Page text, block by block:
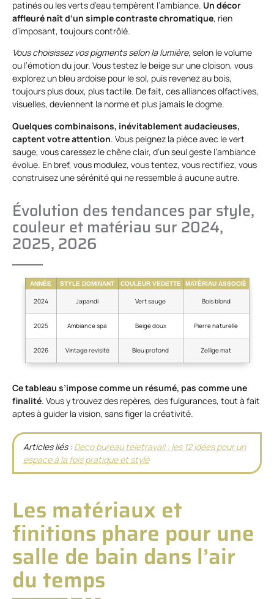
patinés ou les verts d’eau tempèrent l’ambiance. Un décor
affleuré naît d’un simple contraste chromatique, rien
d’imposant, toujours contrôlé.
Vous choisissez vos pigments selon la lumière, selon le volume
ou l’émotion du jour. Vous testez le beige sur une cloison, vous
explorez un bleu ardoise pour le sol, puis revenez au bois,
toujours plus doux, plus tactile. De fait, ces alliances olfactives,
visuelles, deviennent la norme et plus jamais le dogme.
Quelques combinaisons, inévitablement audacieuses,
captent votre attention. Vous peignez la pièce avec le vert
sauge, vous caressez le chêne clair, d’un seul geste l’ambiance
évolue. En bref, vous modulez, vous tentez, vous rectifiez, vous
construisez une sérénité qui ne ressemble à aucune autre.
Évolution des tendances par style,
couleur et matériau sur 2024,
2025, 2026
ANNÉE STYLE DOMINANT COULEUR VEDETTE MATÉRIAU ASSOCIÉ
2024 Japandi Vert sauge Bois blond
2025 Ambiance spa Beige doux Pierre naturelle
2026 Vintage revisité Bleu profond Zellige mat
Ce tableau s’impose comme un résumé, pas comme une
finalité. Vous y trouvez des repères, des fulgurances, tout à fait
aptes à guider la vision, sans figer la créativité.
Articles liés :Deco bureau teletravail : les 12 idées pour un
espace à la fois pratique et stylé
Les matériaux et
finitions phare pour une
salle de bain dans l’air
du temps